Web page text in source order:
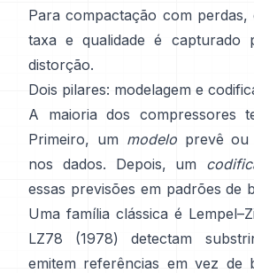
Para compactação com
taxa e qualidade é capturado
distorção.
Dois pilares: modelagem e
A maioria dos compressores
Primeiro, um modeloprevê ou
nos dados. Depois, um
essas previsões em padrões de
Uma família clássica é
LZ78 (1978) detectam
emitem referências em vez de